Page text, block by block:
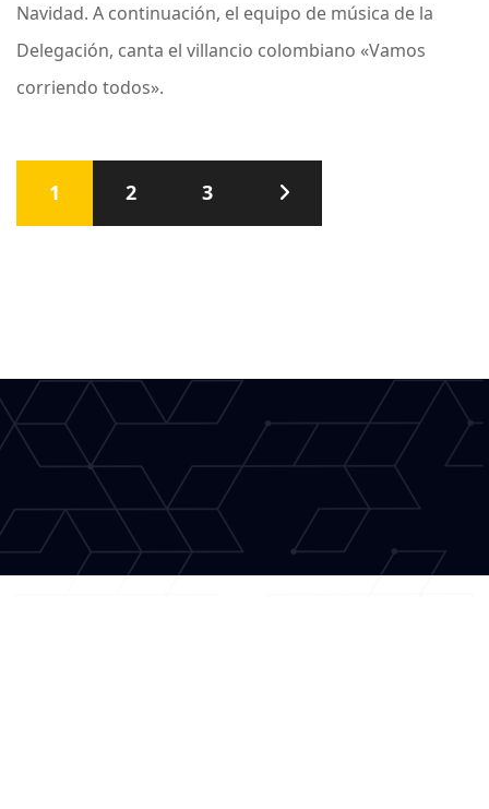
Navidad. A continuación, el equipo de música de la
Delegación, canta el villancio colombiano «Vamos
corriendo todos».
Paginación
de1 2 3